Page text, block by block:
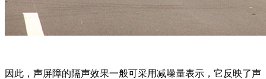
因此，声屏障的隔声效果一般可采用减噪量表示，它反映了声